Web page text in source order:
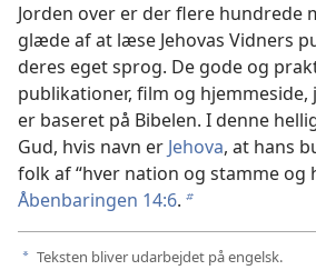
Jorden over er der flere hundrede
glæde af at læse Jehovas Vidners
deres eget sprog. De gode og
publikationer, film og hjemmeside,
er baseret på Bibelen. I denne
Gud, hvis navn er Jehova, at hans
folk af “hver nation og stamme og
Åbenbaringen 14:6. b
a Teksten bliver udarbejdet på engelsk.